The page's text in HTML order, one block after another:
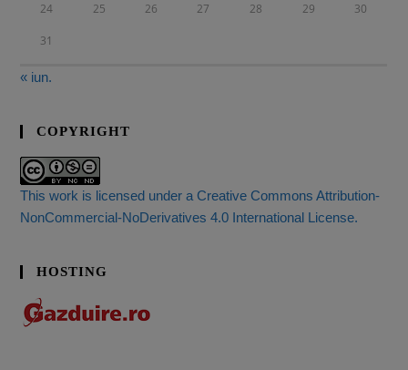
24 25 26 27 28 29 30
31
« iun.
COPYRIGHT
This work is licensed under a Creative Commons Attribution-
NonCommercial-NoDerivatives 4.0 International License.
HOSTING